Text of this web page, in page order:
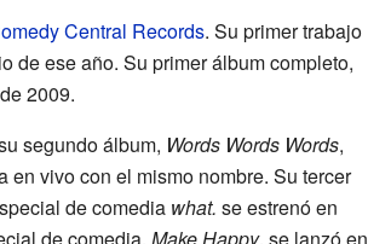
Central Records. Su primer trabajo
de ese año. Su primer álbum completo,
2009.
segundo álbum, Words Words Words,
en vivo con el mismo nombre. Su tercer
de comedia what. se estrenó en